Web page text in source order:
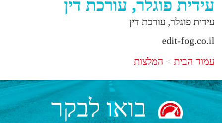
עידית פוגלר, עורכת דין
עידית פוגלר, עורכת דין
edit-fog.co.il
עמוד הבית
המלצות
בואו לבקר